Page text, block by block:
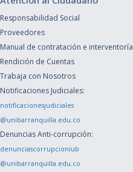
Responsabilidad Social
Proveedores
Manual de contratación e interventoría
Rendición de Cuentas
Trabaja con Nosotros
Notificaciones Judiciales:
notificacionesjudiciales
@unibarranquilla.edu.co
Denuncias Anti-corrupción:
denunciascorrupcioniub
@unibarranquilla.edu.co